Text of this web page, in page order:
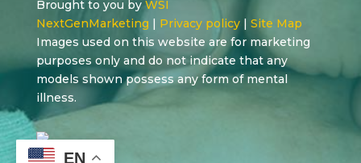
Brought to you by WSI
NextGenMarketing | Privacy policy| Site Map
Images used on this website are for marketing
purposes only and do not indicate that any
models shown possess any form of mental
illness.
EN